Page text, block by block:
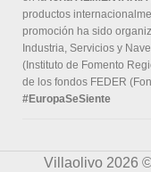
productos
promoción ha sido
Industria, Servicios y
(Instituto de Fomento
de los fondos FEDER
#EuropaSeSiente
Villaolivo 2026